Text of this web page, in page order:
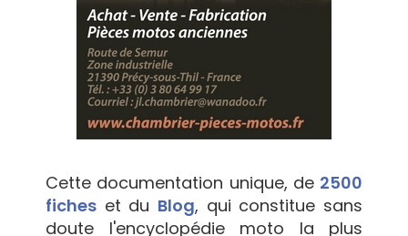
Cette documentation unique, de 2500
fiches et du Blog, qui constitue sans
doute l'encyclopédie moto la plus